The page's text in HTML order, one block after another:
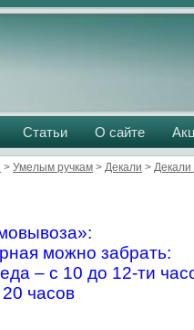
Статьи О сайте
> Умелым ручкам > Декали >
можно забрать:
– с 10 до 12-ти
часов